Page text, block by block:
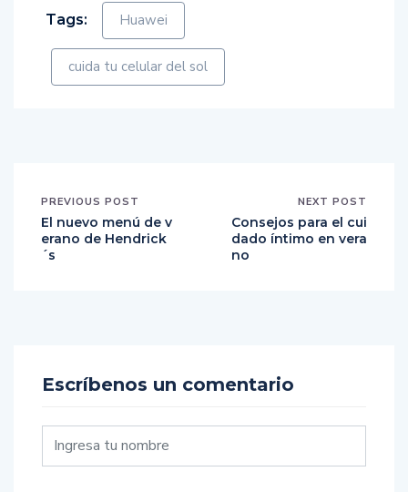
Tags: Huawei
cuida tu celular del sol
PREVIOUS POST
El nuevo menú de v
erano de Hendrick
´s
NEXT POST
Consejos para el cui
dado íntimo en vera
no
Escríbenos un comentario